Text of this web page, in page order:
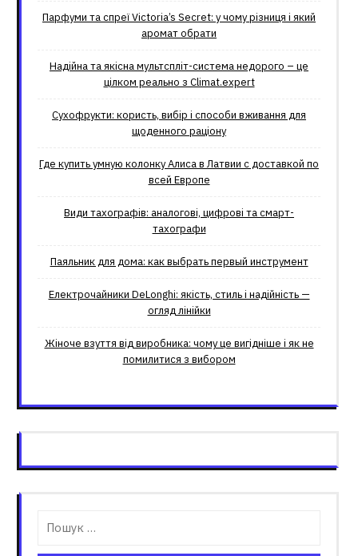
Парфуми та спреї Victoria’s Secret: у чому різниця і який
аромат обрати
Надійна та якісна мультспліт-система недорого – це
цілком реально з Climat.еxpert
Сухофрукти: користь, вибір і способи вживання для
щоденного раціону
Где купить умную колонку Алиса в Латвии с доставкой по
всей Европе
Види тахографів: аналогові, цифрові та смарт-
тахографи
Паяльник для дома: как выбрать первый инструмент
Електрочайники DeLonghi: якість, стиль і надійність —
огляд лінійки
Жіноче взуття від виробника: чому це вигідніше і як не
помилитися з вибором